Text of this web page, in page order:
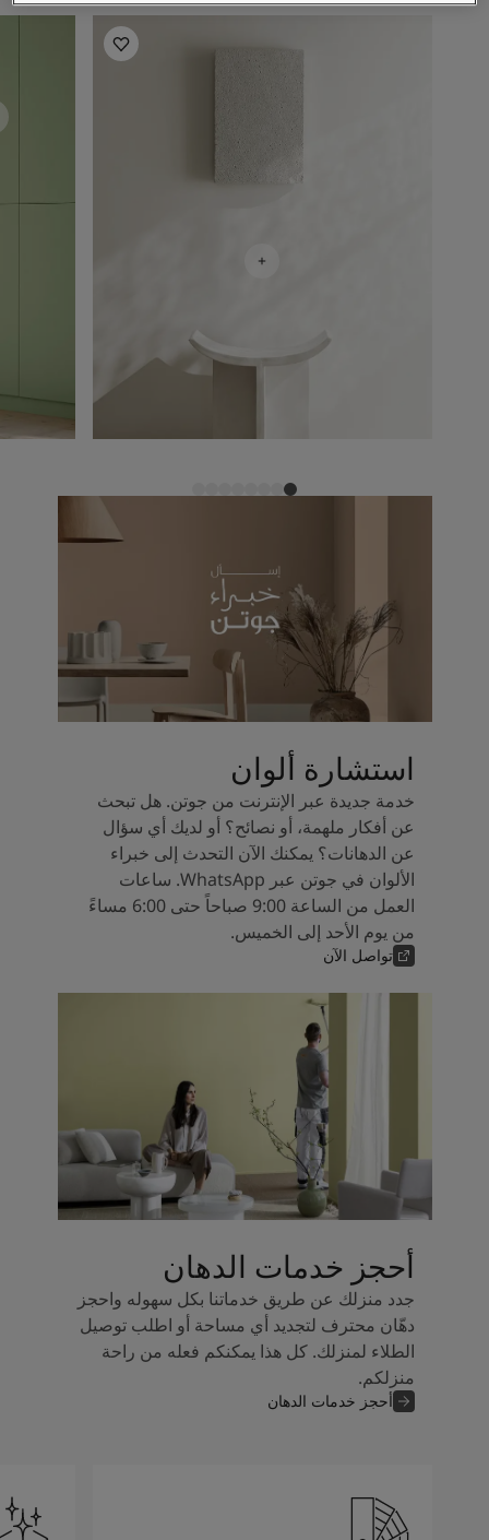
استشارة ألوان
خدمة جديدة عبر الإنترنت من جوتن. هل تبحث
عن أفكار ملهمة، أو نصائح؟ أو لديك أي سؤال
عن الدهانات؟ يمكنك الآن التحدث إلى خبراء
الألوان في جوتن عبر WhatsApp. ساعات
العمل من الساعة 9:00 صباحاً حتى 6:00 مساءً
من يوم الأحد إلى الخميس.
تواصل الآن
أحجز خدمات الدهان
جدد منزلك عن طريق خدماتنا بكل سهوله واحجز
دهّان محترف لتجديد أي مساحة أو اطلب توصيل
الطلاء لمنزلك. كل هذا يمكنكم فعله من راحة
منزلكم.
أحجز خدمات الدهان